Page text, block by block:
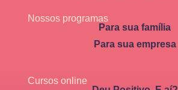
Nossos programas
Para sua família
Para sua empresa
Cursos online